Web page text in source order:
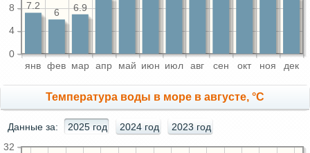
янв фев мар апр май июн июл авг сен окт ноя дек
0
4
8
6.9
6
7.2
Температура воды в море в августе, °C
Данные за: 2025 год 2024 год 2023 год
32